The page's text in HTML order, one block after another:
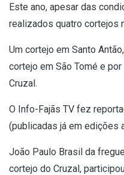
Este ano, apesar das
realizados quatro cortejos
Um cortejo em Santo
cortejo em São Tomé e
Cruzal.
O Info-Fajãs TV fez
(publicadas já em edições
João Paulo Brasil da
cortejo do Cruzal,